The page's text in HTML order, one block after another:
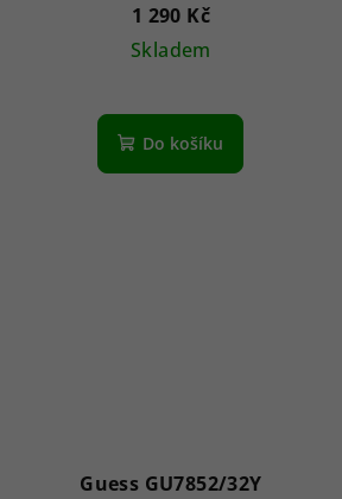
1 290 Kč
Skladem
Do košíku
Guess GU7852/32Y